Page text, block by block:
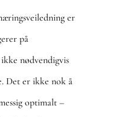
er
på
nødvendigvis
Det er ikke nok å
optimalt –